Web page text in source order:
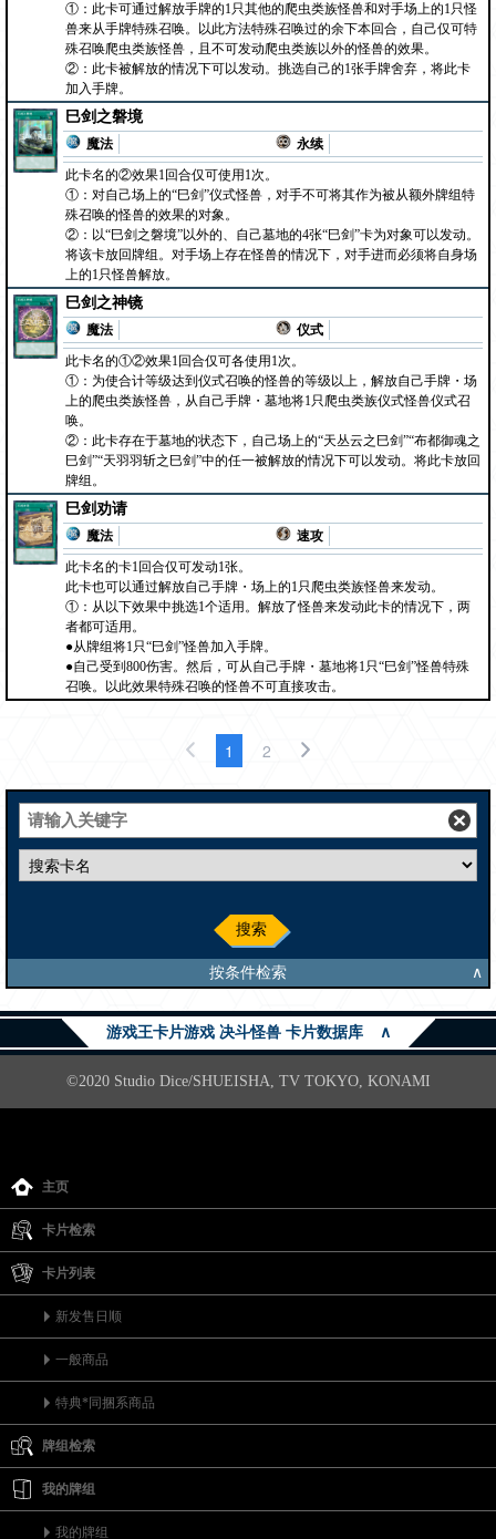
①：此卡可通过解放手牌的1只其他的爬虫类族怪兽和对手场上的1只怪
兽来从手牌特殊召唤。以此方法特殊召唤过的余下本回合，自己仅可特
殊召唤爬虫类族怪兽，且不可发动爬虫类族以外的怪兽的效果。
②：此卡被解放的情况下可以发动。挑选自己的1张手牌舍弃，将此卡
加入手牌。
巳剑之磐境
魔法
永续
此卡名的②效果1回合仅可使用1次。
①：对自己场上的“巳剑”仪式怪兽，对手不可将其作为被从额外牌组特
殊召唤的怪兽的效果的对象。
②：以“巳剑之磐境”以外的、自己墓地的4张“巳剑”卡为对象可以发动。
将该卡放回牌组。对手场上存在怪兽的情况下，对手进而必须将自身场
上的1只怪兽解放。
巳剑之神镜
魔法
仪式
此卡名的①②效果1回合仅可各使用1次。
①：为使合计等级达到仪式召唤的怪兽的等级以上，解放自己手牌・场
上的爬虫类族怪兽，从自己手牌・墓地将1只爬虫类族仪式怪兽仪式召
唤。
②：此卡存在于墓地的状态下，自己场上的“天丛云之巳剑”“布都御魂之
巳剑”“天羽羽斩之巳剑”中的任一被解放的情况下可以发动。将此卡放回
牌组。
巳剑劝请
魔法
速攻
此卡名的卡1回合仅可发动1张。
此卡也可以通过解放自己手牌・场上的1只爬虫类族怪兽来发动。
①：从以下效果中挑选1个适用。解放了怪兽来发动此卡的情况下，两
者都可适用。
●从牌组将1只“巳剑”怪兽加入手牌。
●自己受到800伤害。然后，可从自己手牌・墓地将1只“巳剑”怪兽特殊
召唤。以此效果特殊召唤的怪兽不可直接攻击。
1 2
搜索
按条件检索 ∧
游戏王卡片游戏 决斗怪兽 卡片数据库 ∧
©2020 Studio Dice/SHUEISHA, TV TOKYO, KONAMI
主页
卡片检索
卡片列表
新发售日顺
一般商品
特典*同捆系商品
牌组检索
我的牌组
我的牌组